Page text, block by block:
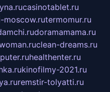
casinotablet.ru
moscow.rutermomur.ru
doramamama.ru
clean-dreams.ru
healthenter.ru
kinofilmy-2021.ru
remstir-tolyatti.ru